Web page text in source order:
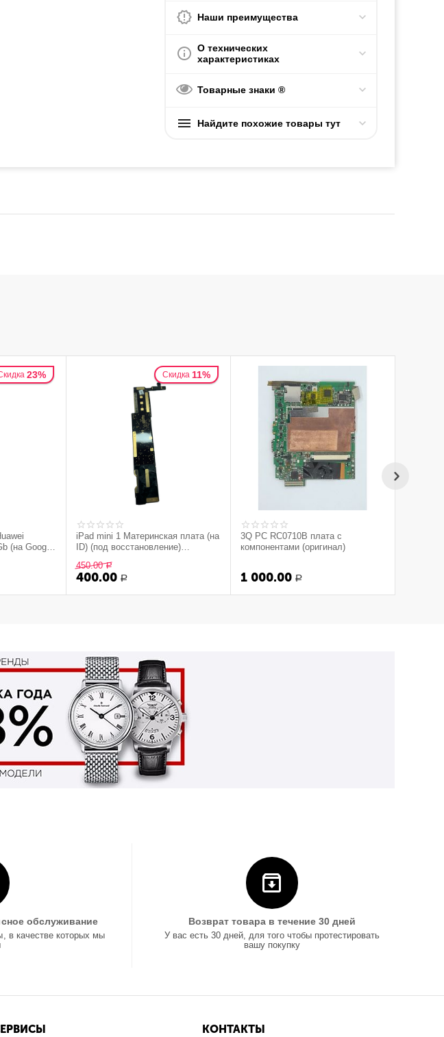
Наши преимущества
О технических
характеристиках
Товарные знаки ®
Найдите похожие товары тут
23%
(на Google
Скидка 11%
iPad mini 1 Материнская плата (на
ID) (под восстановление)
450.00 Р
400.00 Р
3Q PC RC0710B плата с
компонентами (оригинал)
1 000.00 Р
обслуживание
в качестве которых мы
Возврат товара в течение 30 дней
У вас есть 30 дней, для того чтобы протестировать
вашу покупку
КОНТАКТЫ